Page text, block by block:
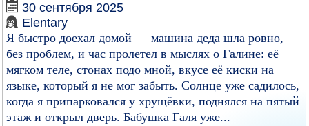
30 сентября 2025
Elentary
Я быстро доехал домой — машина деда шла ровно,
без проблем, и час пролетел в мыслях о Галине: её
мягком теле, стонах подо мной, вкусе её киски на
языке, который я не мог забыть. Солнце уже садилось,
когда я припарковался у хрущёвки, поднялся на пятый
этаж и открыл дверь. Бабушка Галя уже...